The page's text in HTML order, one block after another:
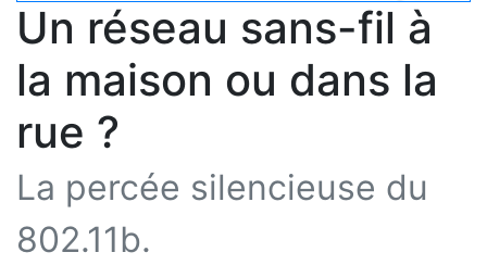
Un réseau sans-fil à
la maison ou dans la
rue ?
La percée silencieuse du
802.11b.